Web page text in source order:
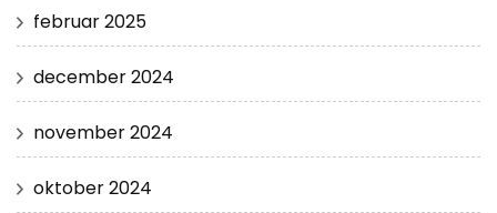
februar 2025
december 2024
november 2024
oktober 2024